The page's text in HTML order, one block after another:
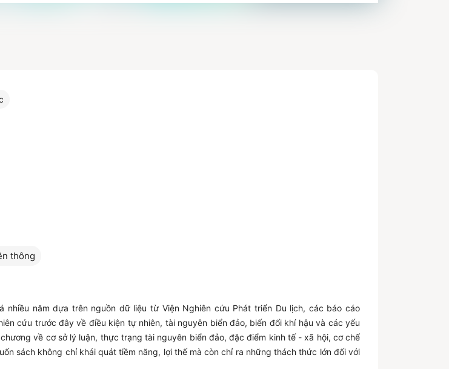
thông
năm dựa trên nguồn dữ liệu từ Viện Nghiên cứu Phát triển Du lịch, các báo cáo
cứu trước đây về điều kiện tự nhiên, tài nguyên biển đảo, biến đổi khí hậu và các yếu
về cơ sở lý luận, thực trạng tài nguyên biển đảo, đặc điểm kinh tế - xã hội, cơ chế
sách không chỉ khái quát tiềm năng, lợi thế mà còn chỉ ra những thách thức lớn đối với